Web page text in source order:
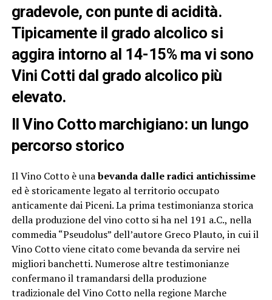
gradevole, con punte di acidità.
Tipicamente il grado alcolico si
aggira intorno al 14-15% ma vi sono
Vini Cotti dal grado alcolico più
elevato.
Il Vino Cotto marchigiano: un lungo
percorso storico
Il Vino Cotto è unabevanda dalle radici antichissime
ed è storicamente legato al territorio occupato
anticamente dai Piceni. La prima testimonianza storica
della produzione del vino cotto si ha nel 191 a.C., nella
commedia “Pseudolus” dell’autore Greco Plauto, in cui il
Vino Cotto viene citato come bevanda da servire nei
migliori banchetti. Numerose altre testimonianze
confermano il tramandarsi della produzione
tradizionale del Vino Cotto nella regione Marche